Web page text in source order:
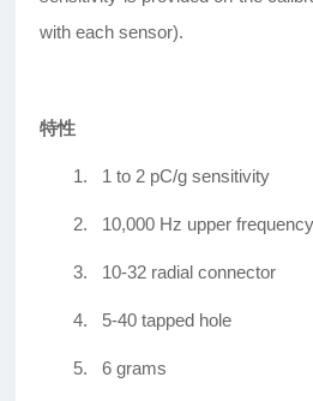
with each sensor).
特性
1. 1 to 2 pC/g sensitivity
2. 10,000 Hz upper
3. 10-32 radial connector
4. 5-40 tapped hole
5. 6 grams